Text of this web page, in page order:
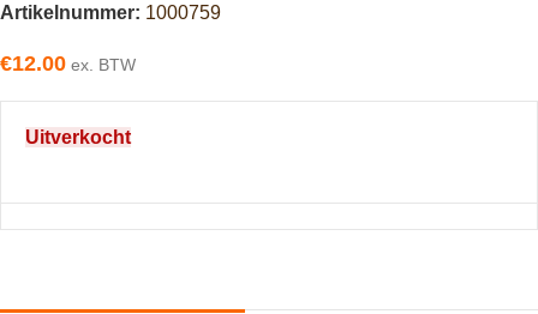
Artikelnummer: 1000759
€12.00 ex. BTW
Uitverkocht